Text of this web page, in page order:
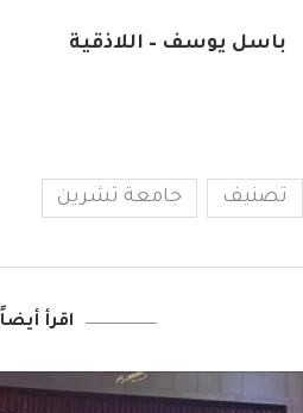
باسل يوسف – اللاذقية
تصنيف جامعة تشرين
اقرأ أيضاً